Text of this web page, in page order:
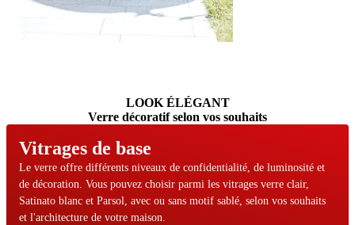
LOOK ÉLÉGANT
Verre décoratif selon vos souhaits
Vitrages de base
Le verre offre différents niveaux de confidentialité, de luminosité et
de décoration. Vous pouvez choisir parmi les vitrages verre clair,
Satinato blanc et Parsol, avec ou sans motif sablé, selon vos souhaits
et l'architecture de votre maison.